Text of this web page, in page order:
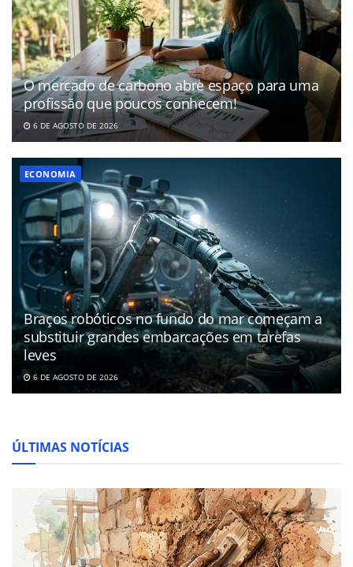
O mercado de carbono abre espaço para uma
profissão que poucos conhecem!
6 DE AGOSTO DE 2026
ECONOMIA
Braços robóticos no fundo do mar começam a
substituir grandes embarcações em tarefas
leves
6 DE AGOSTO DE 2026
ÚLTIMAS NOTÍCIAS